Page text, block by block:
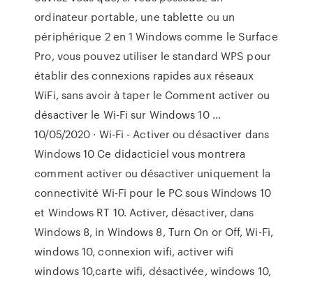
ordinateur portable, une tablette ou un
périphérique 2 en 1 Windows comme le Surface
Pro, vous pouvez utiliser le standard WPS pour
établir des connexions rapides aux réseaux
WiFi, sans avoir à taper le Comment activer ou
désactiver le Wi-Fi sur Windows 10 ...
10/05/2020 · Wi-Fi - Activer ou désactiver dans
Windows 10 Ce didacticiel vous montrera
comment activer ou désactiver uniquement la
connectivité Wi-Fi pour le PC sous Windows 10
et Windows RT 10. Activer, désactiver, dans
Windows 8, in Windows 8, Turn On or Off, Wi-Fi,
windows 10, connexion wifi, activer wifi
windows 10,carte wifi, désactivée, windows 10,